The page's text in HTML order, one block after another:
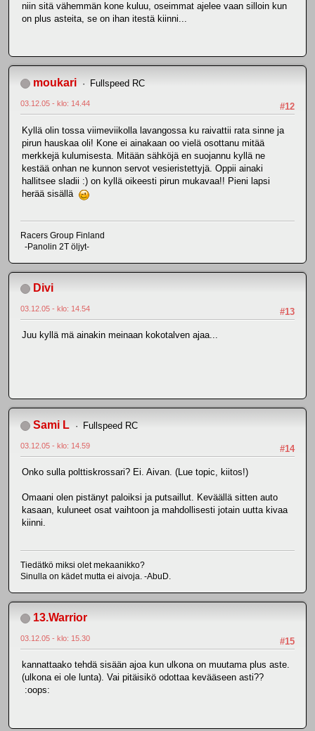
niin sitä vähemmän kone kuluu, oseimmat ajelee vaan silloin kun
on plus asteita, se on ihan itestä kiinni...
moukari Fullspeed RC
#12
03.12.05 - klo: 14.44
Kyllä olin tossa viimeviikolla lavangossa ku raivattii rata sinne ja
pirun hauskaa oli! Kone ei ainakaan oo vielä osottanu mitää
merkkejä kulumisesta. Mitään sähköjä en suojannu kyllä ne
kestää onhan ne kunnon servot vesieristettyjä. Oppii ainaki
hallitsee sladii :) on kyllä oikeesti pirun mukavaa!! Pieni lapsi
herää sisällä
Racers Group Finland
-Panolin 2T öljyt-
Divi
#13
03.12.05 - klo: 14.54
Juu kyllä mä ainakin meinaan kokotalven ajaa...
Sami L Fullspeed RC
#14
03.12.05 - klo: 14.59
Onko sulla polttiskrossari? Ei. Aivan. (Lue topic, kiitos!)
Omaani olen pistänyt paloiksi ja putsaillut. Keväällä sitten auto
kasaan, kuluneet osat vaihtoon ja mahdollisesti jotain uutta kivaa
kiinni.
Tiedätkö miksi olet mekaanikko?
Sinulla on kädet mutta ei aivoja. -AbuD.
13.Warrior
#15
03.12.05 - klo: 15.30
kannattaako tehdä sisään ajoa kun ulkona on muutama plus aste.
(ulkona ei ole lunta). Vai pitäisikö odottaa kevääseen asti??
:oops: